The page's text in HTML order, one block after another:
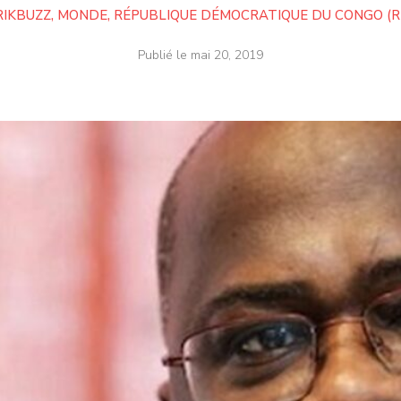
, MONDE, RÉPUBLIQUE DÉMOCRATIQUE DU CONGO
Publié le mai 20, 2019